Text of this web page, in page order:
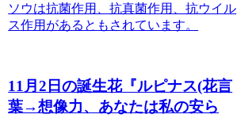
ソウは抗菌作用、抗真菌作用、抗ウイル
ス作用があるともされています。
11月2日の誕生花『ルピナス(花言
葉→想像力、あなたは私の安ら